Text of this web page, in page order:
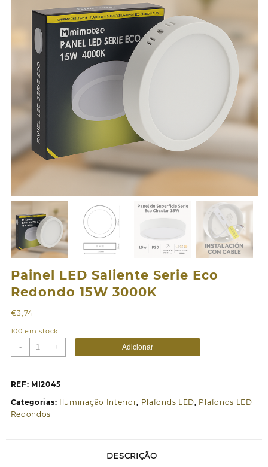
Painel LED Saliente Serie Eco
Redondo 15W 3000K
€3,74
100 em stock
-
Quantidade
de
LED
Serie
Eco
+ Adicionar
REF: MI2045
Categorias: Iluminação Interior, Plafonds LED, Plafonds LED
Redondos
DESCRIÇÃO